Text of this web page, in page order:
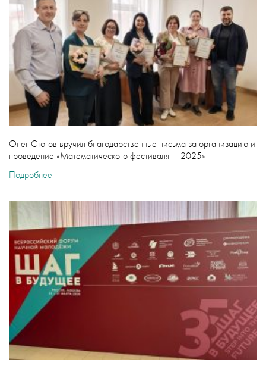
Олег Стогов вручил благодарственные письма за организацию и
проведение «Математического фестиваля — 2025»
Подробнее